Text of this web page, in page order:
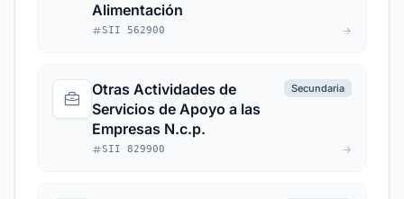
Alimentación
SII 562900
Otras Actividades de
Servicios de Apoyo a las
Empresas N.c.p.
Secundaria
SII 829900